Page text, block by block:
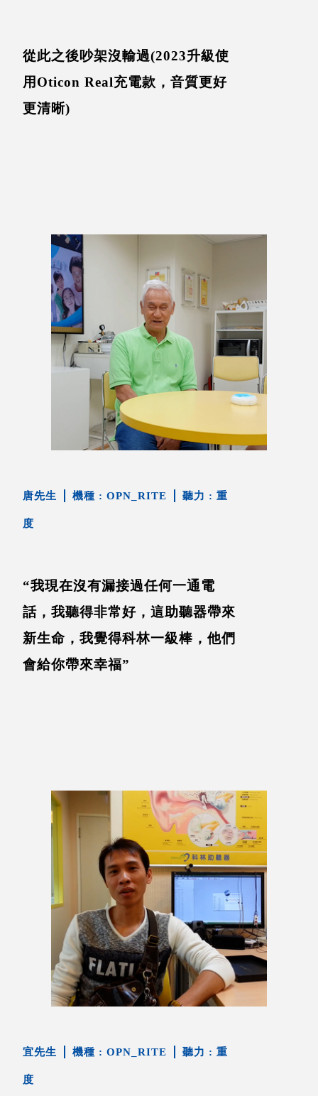
從此之後吵架沒輸過(2023升級使
用Oticon Real充電款，音質更好
更清晰)
唐先生 OPN_RITE 重
度
“我現在沒有漏接過任何一通電
話，我聽得非常好，這助聽器帶來
新生命，我覺得科林一級棒，他們
會給你帶來幸福”
宜先生 OPN_RITE 重
度